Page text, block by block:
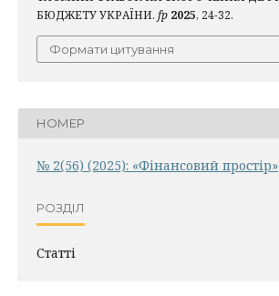
БЮДЖЕТУ УКРАЇНИ. fp 2025, 24-32.
Формати цитування
НОМЕР
№ 2(56) (2025): «Фінансовий простір»
РОЗДІЛ
Статті